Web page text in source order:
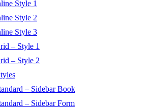
Style 1
Style 2
Style 3
– Style 1
– Style 2
– Sidebar Book
– Sidebar Form